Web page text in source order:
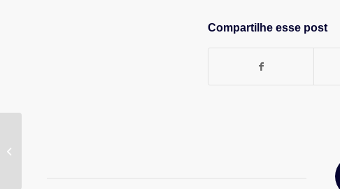
Compartilhe esse post